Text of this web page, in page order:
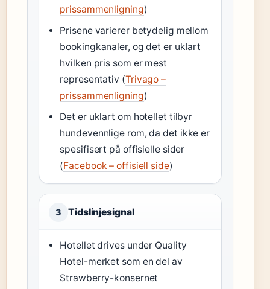
prissammenligning)
Prisene varierer betydelig mellom
bookingkanaler, og det er uklart
hvilken pris som er mest
representativ (Trivago –
prissammenligning)
Det er uklart om hotellet tilbyr
hundevennlige rom, da det ikke er
spesifisert på offisielle sider
(Facebook – offisiell side)
3 Tidslinjesignal
Hotellet drives under Quality
Hotel-merket som en del av
Strawberry-konsernet